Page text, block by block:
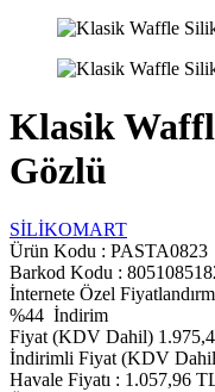
Klasik
Gözlü
SİLİKOMART
Ürün Kodu : PASTA0823
Barkod Kodu :
İnternete Özel
%44 İndirim
Fiyat (KDV Dahil)
İndirimli Fiyat (KDV
Havale Fiyatı : 1.057,96